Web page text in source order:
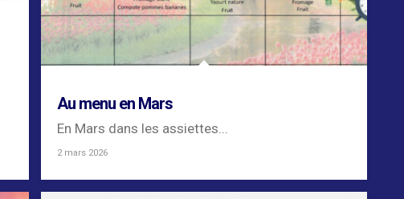
Au menu en Mars
En Mars dans les assiettes...
2 mars 2026